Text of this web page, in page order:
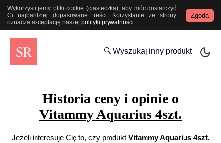
Wykorzystujemy pliki cookie (ciasteczka), aby móc dostarczyć
Ci najbardziej dopasowane treści. Korzystanie ze strony
oznacza akceptację naszej polityki prywatności.
Zgoda
🔍 Wyszukaj inny produkt
Historia ceny i opinie o
Vitammy Aquarius 4szt.
Jeżeli interesuje Cię to, czy produkt Vitammy Aquarius 4szt.